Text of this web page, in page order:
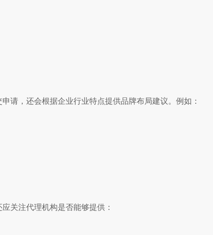
请，还会根据企业行业特点提供品牌布局建议。例如：
关注代理机构是否能够提供：